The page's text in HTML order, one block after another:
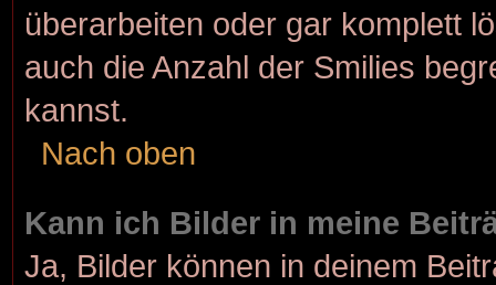
überarbeiten oder gar komplett
auch die Anzahl der Smilies
kannst.
Nach oben
Kann ich Bilder in meine
Ja, Bilder können in deinem